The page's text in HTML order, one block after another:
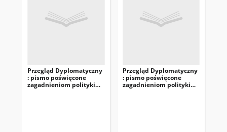
Przegląd Dyplomatyczny
: pismo poświęcone
zagadnieniom polityki
Przegląd Dyplomatyczny
: pismo poświęcone
zagadnieniom polityki